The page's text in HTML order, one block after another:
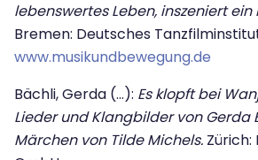
lebenswertes Leben, inszeniert
Bremen: Deutsches
www.musikundbewegung.de
Bächli, Gerda (...): Es klopft bei
Lieder und Klangbilder von Gerda
Märchen von Tilde Michels. Zürich: